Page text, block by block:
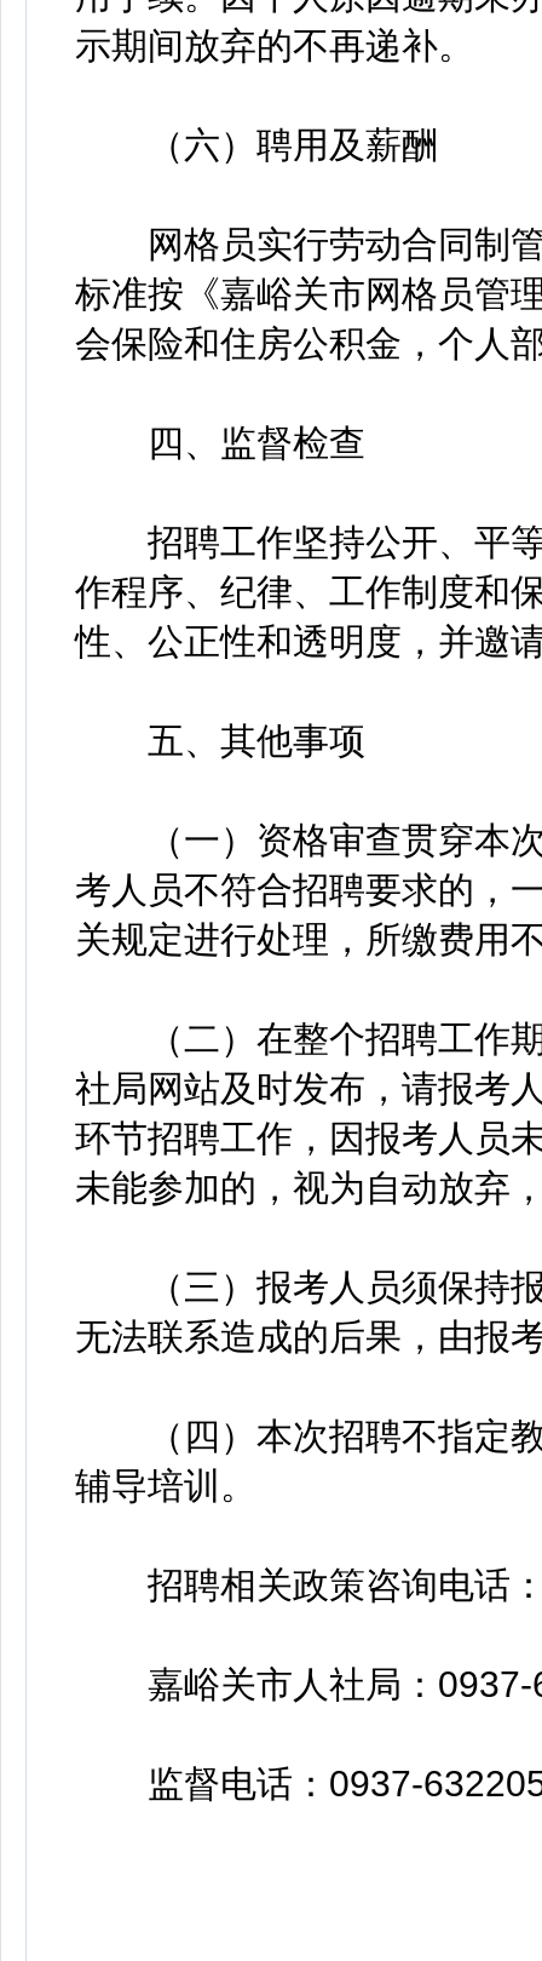
示期间放弃的不再递补。
（六）聘用及薪酬
网格员实行劳动合同制管
标准按《嘉峪关市网格员管
会保险和住房公积金，个人
四、监督检查
招聘工作坚持公开、平等
作程序、纪律、工作制度和
性、公正性和透明度，并邀
五、其他事项
（一）资格审查贯穿本次
考人员不符合招聘要求的，
关规定进行处理，所缴费用
（二）在整个招聘工作期
社局网站及时发布，请报考
环节招聘工作，因报考人员
未能参加的，视为自动放弃
（三）报考人员须保持报
无法联系造成的后果，由报
（四）本次招聘不指定教
辅导培训。
招聘相关政策咨询电话
嘉峪关市人社局：0937-
监督电话：0937-